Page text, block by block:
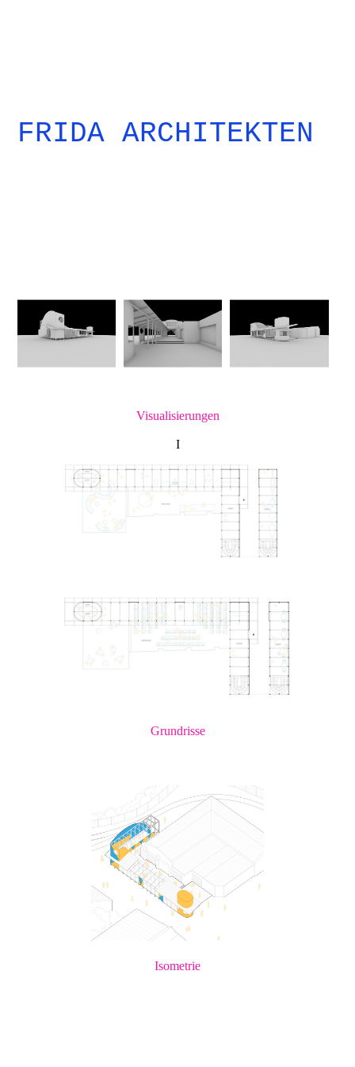
FRIDA ARCHITEKTEN
Visualisierungen
I
Grundrisse
Isometrie